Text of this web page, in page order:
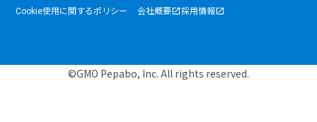
Cookie使用に関するポリシー
会社概要 採用情報
©GMO Pepabo, Inc. All rights reserved.